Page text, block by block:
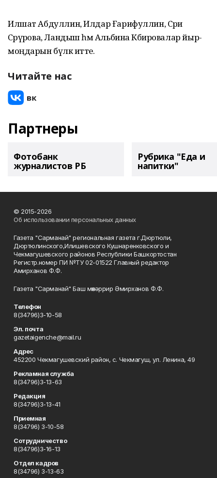
Илшат Абдуллин, Илдар Ғарифуллин, Сәриә
Сәрүәрова, Ландыш һәм Альбина Кәбировалар йыр-
моңдарын бүләк итте.
Читайте нас
Партнеры
Фотобанк
журналистов РБ
Рубрика "Еда и
напитки"
© 2015-2026
Об использовании персональных данных
Газета "Сарманай" региональная газета г.Дюртюли,
Дюртюлинского,Илишевского Кушнаренковского и
Чекмагушевского районов Республики Башкортостан
Регистр.номер ПИ №ТУ 02-01522 Главный редактор
Амирханов Ф.Ф.
Газета "Сарманай" Баш мөхәррир Әмирханов Ф.Ф.
Телефон
8(34796)3-10-58
Эл. почта
gazetaigenche@mail.ru
Адрес
452200 Чекмагушевский район, с. Чекмагуш, ул. Ленина, 49
Рекламная служба
8(34796)3-13-63
Редакция
8(34796)3-13-41
Приемная
8(34796) 3-10-58
Сотрудничество
8(34796)3-16-13
Отдел кадров
8(34796) 3-13-63